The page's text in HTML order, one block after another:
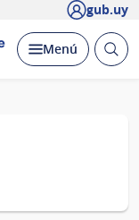
gub.uy
Desplegar
Menú Abrir